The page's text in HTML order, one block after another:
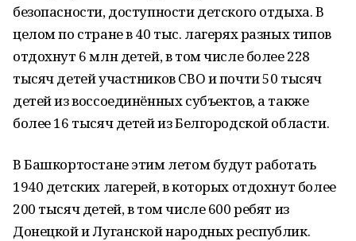
безопасности, доступности детского отдыха. В
целом по стране в 40 тыс. лагерях разных типов
отдохнут 6 млн детей, в том числе более 228
тысяч детей участников СВО и почти 50 тысяч
детей из воссоединённых субъектов, а также
более 16 тысяч детей из Белгородской области.
В Башкортостане этим летом будут работать
1940 детских лагерей, в которых отдохнут более
200 тысяч детей, в том числе 600 ребят из
Донецкой и Луганской народных республик.